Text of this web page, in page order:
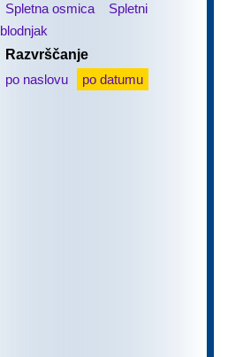
Spletna osmica
Spletni
blodnjak
Razvrščanje
po naslovu
po datumu